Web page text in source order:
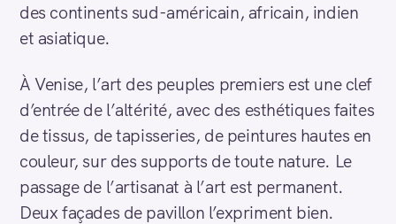
des continents sud-américain, africain, indien
et asiatique.
À Venise, l’art des peuples premiers est une clef
d’entrée de l’altérité, avec des esthétiques faites
de tissus, de tapisseries, de peintures hautes en
couleur, sur des supports de toute nature. Le
passage de l’artisanat à l’art est permanent.
Deux façades de pavillon l’expriment bien.